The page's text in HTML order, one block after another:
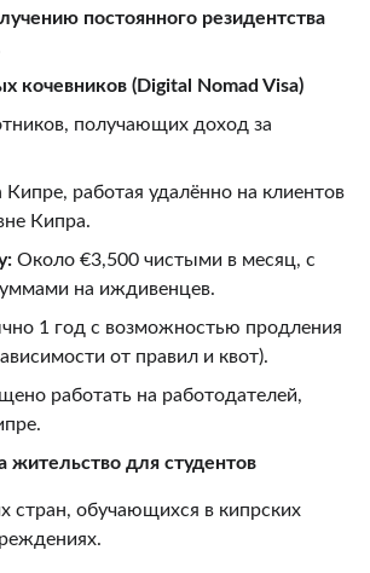
постоянного резидентства
кочевников (Digital Nomad Visa)
получающих доход за
работая удалённо на клиентов
Кипра.
Около €3,500 чистыми в месяц, с
на иждивенцев.
1 год с возможностью продления
от правил и квот).
работать на работодателей,
для студентов
стран, обучающихся в кипрских